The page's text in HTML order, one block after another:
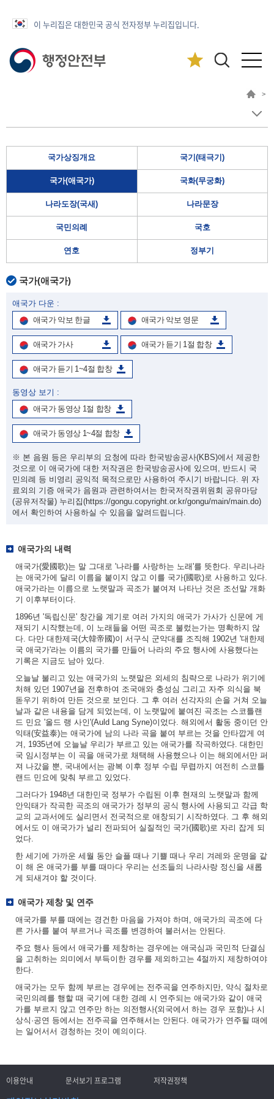
이 누리집은 대한민국 공식 전자정부 누리집입니다.
>
국가상징개요 국기(태극기)
국가(애국가) 국화(무궁화)
나라도장(국새) 나라문장
국민의례 국호
연호 정부기
국가(애국가)
애국가 다운 :
애국가 악보 한글
애국가 악보 영문
애국가 가사 애국가 듣기 1절 합창
애국가 듣기 1~4절 합창
동영상 보기 :
애국가 동영상 1절 합창
애국가 동영상 1~4절 합창
※ 본 음원 등은 우리부의 요청에 따라 한국방송공사(KBS)에서 제공한
것으로 이 애국가에 대한 저작권은 한국방송공사에 있으며, 반드시 국
민의례 등 비영리 공익적 목적으로만 사용하여 주시기 바랍니다. 위 자
료외의 기증 애국가 음원과 관련하여서는 한국저작권위원회 공유마당
(공유저작물) 누리집(https://gongu.copyright.or.kr/gongu/main/main.do)
에서 확인하여 사용하실 수 있음을 알려드립니다.
애국가의 내력
애국가(愛國歌)는 말 그대로 '나라를 사랑하는 노래'를 뜻한다. 우리나라
는 애국가에 달리 이름을 붙이지 않고 이를 국가(國歌)로 사용하고 있다.
애국가라는 이름으로 노랫말과 곡조가 붙여져 나타난 것은 조선말 개화
기 이후부터이다.
1896년 '독립신문' 창간을 계기로 여러 가지의 애국가 가사가 신문에 게
재되기 시작했는데, 이 노래들을 어떤 곡조로 불렀는가는 명확하지 않
다. 다만 대한제국(大韓帝國)이 서구식 군악대를 조직해 1902년 '대한제
국 애국가'라는 이름의 국가를 만들어 나라의 주요 행사에 사용했다는
기록은 지금도 남아 있다.
오늘날 불리고 있는 애국가의 노랫말은 외세의 침략으로 나라가 위기에
처해 있던 1907년을 전후하여 조국애와 충성심 그리고 자주 의식을 북
돋우기 위하여 만든 것으로 보인다. 그 후 여러 선각자의 손을 거쳐 오늘
날과 같은 내용을 담게 되었는데, 이 노랫말에 붙여진 곡조는 스코틀랜
드 민요 '올드 랭 사인'(Auld Lang Syne)이었다. 해외에서 활동 중이던 안
익태(安益泰)는 애국가에 남의 나라 곡을 붙여 부르는 것을 안타깝게 여
겨, 1935년에 오늘날 우리가 부르고 있는 애국가를 작곡하였다. 대한민
국 임시정부는 이 곡을 애국가로 채택해 사용했으나 이는 해외에서만 퍼
져 나갔을 뿐, 국내에서는 광복 이후 정부 수립 무렵까지 여전히 스코틀
랜드 민요에 맞춰 부르고 있었다.
그러다가 1948년 대한민국 정부가 수립된 이후 현재의 노랫말과 함께
안익태가 작곡한 곡조의 애국가가 정부의 공식 행사에 사용되고 각급 학
교의 교과서에도 실리면서 전국적으로 애창되기 시작하였다. 그 후 해외
에서도 이 애국가가 널리 전파되어 실질적인 국가(國歌)로 자리 잡게 되
었다.
한 세기에 가까운 세월 동안 슬플 때나 기쁠 때나 우리 겨레와 운명을 같
이 해 온 애국가를 부를 때마다 우리는 선조들의 나라사랑 정신을 새롭
게 되새겨야 할 것이다.
애국가 제창 및 연주
애국가를 부를 때에는 경건한 마음을 가져야 하며, 애국가의 곡조에 다
른 가사를 붙여 부르거나 곡조를 변경하여 불러서는 안된다.
주요 행사 등에서 애국가를 제창하는 경우에는 애국심과 국민적 단결심
을 고취하는 의미에서 부득이한 경우를 제외하고는 4절까지 제창하여야
한다.
애국가는 모두 함께 부르는 경우에는 전주곡을 연주하지만, 약식 절차로
국민의례를 행할 때 국기에 대한 경례 시 연주되는 애국가와 같이 애국
가를 부르지 않고 연주만 하는 의전행사(외국에서 하는 경우 포함)나 시
상식·공연 등에서는 전주곡을 연주해서는 안된다. 애국가가 연주될 때에
는 일어서서 경청하는 것이 예의이다.
이용안내 문서보기 프로그램 저작권정책